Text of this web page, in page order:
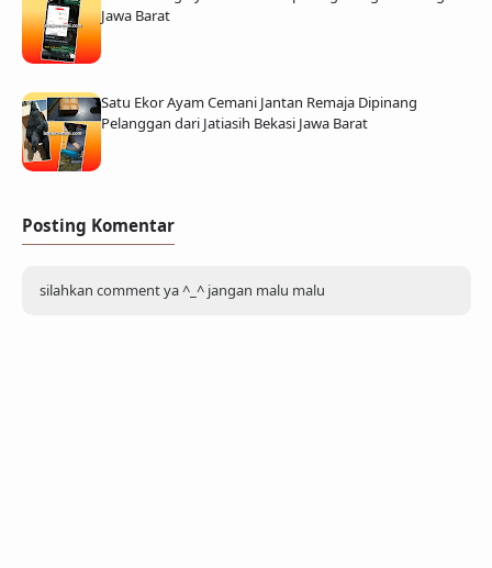
Jawa Barat
Satu Ekor Ayam Cemani Jantan Remaja Dipinang
Pelanggan dari Jatiasih Bekasi Jawa Barat
Posting Komentar
silahkan comment ya ^_^ jangan malu malu